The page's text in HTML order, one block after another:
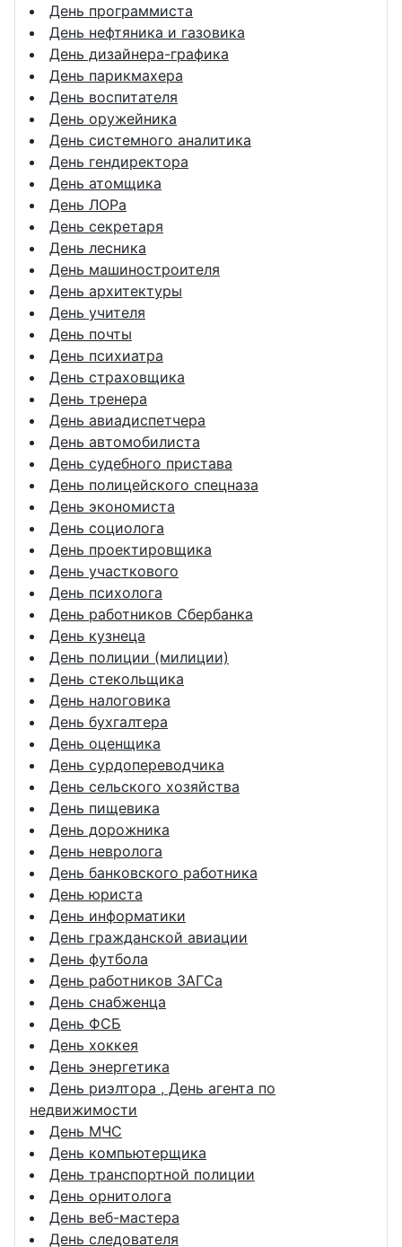
День программиста
День нефтяника и газовика
День дизайнера-графика
День парикмахера
День воспитателя
День оружейника
День системного аналитика
День гендиректора
День атомщика
День ЛОРа
День секретаря
День лесника
День машиностроителя
День архитектуры
День учителя
День почты
День психиатра
День страховщика
День тренера
День авиадиспетчера
День автомобилиста
День судебного пристава
День полицейского спецназа
День экономиста
День социолога
День проектировщика
День участкового
День психолога
День работников Сбербанка
День кузнеца
День полиции (милиции)
День стекольщика
День налоговика
День бухгалтера
День оценщика
День сурдопереводчика
День сельского хозяйства
День пищевика
День дорожника
День невролога
День банковского работника
День юриста
День информатики
День гражданской авиации
День футбола
День работников ЗАГСа
День снабженца
День ФСБ
День хоккея
День энергетика
День риэлтора , День агента по
недвижимости
День МЧС
День компьютерщика
День транспортной полиции
День орнитолога
День веб-мастера
День следователя